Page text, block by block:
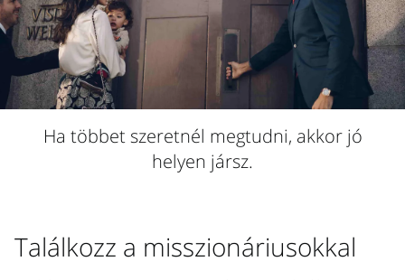
Ha többet szeretnél megtudni, akkor jó
helyen jársz.
Találkozz a misszionáriusokkal